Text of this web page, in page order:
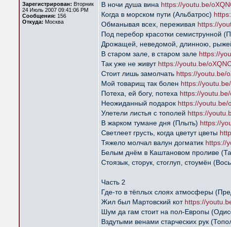
Зарегистрирован: Вторник
24 Июль 2007 09:41:06 PM
Сообщения: 156
Откуда: Москва
В ночи душа вина https://youtu.be/
Когда в морском пути (Альбатрос)
Обманывая всех, переживая https://
Под перебор красотки семиструнной
Дрожащей, неведомой, длинною,
В старом зале, в старом зале https://
Так уже не живут https://youtu.be/
Стоит лишь замолчать https://youtu.be/
Мой товарищ так болен https://
Потеха, ей богу, потеха https://
Неожиданный подарок https://youtu.be/
Улетели листья с тополей https://
В жарком тумане дня (Плыть) https://
Светлеет грусть, когда цветут цветы
Тяжело молчал валун догматик https://
Белым днём в Каштановом проливе
Стоязык, сторук, стоглуп, стоумён
Часть 2
Где-то в тёплых слоях атмосферы
Жил был Мартовский кот https://
Шум да гам стоит на пол-Европы
Вздутыми венами старческих рук